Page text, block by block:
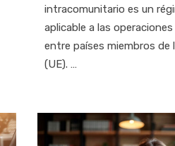
intracomunitario es un
aplicable a las
entre países miembros de
(UE). …